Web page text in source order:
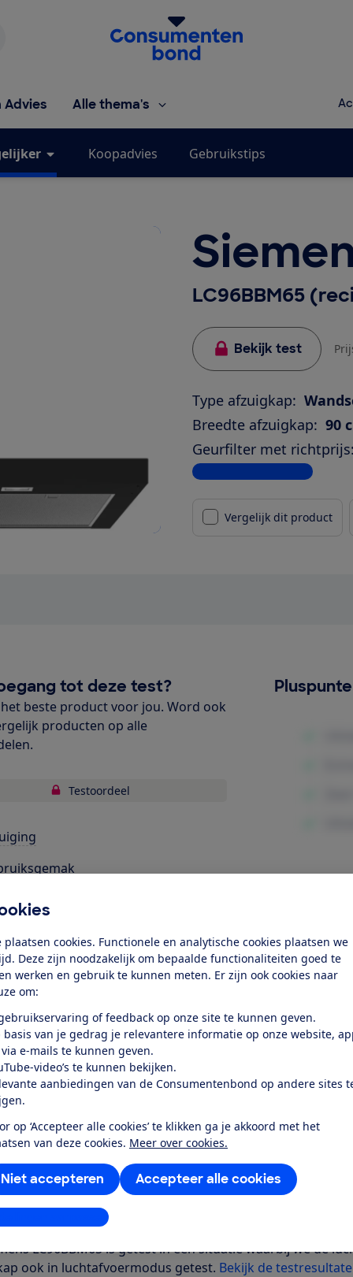
plaatsen cookies. Functionele en analytische cookies plaatsen we
Deze zijn noodzakelijk om bepaalde functionaliteiten goed te
werken en gebruik te kunnen meten. Er zijn ook cookies naar
om:
of feedback op onze site te kunnen geven.
basis van je gedrag je relevantere informatie op onze website,
e-mails te kunnen geven.
video’s te kunnen bekijken.
aanbiedingen van de Consumentenbond op andere sites
op ‘Accepteer alle cookies’ te klikken ga je akkoord met het
van deze cookies. Meer over cookies.
Accepteer alle cookies
Niet accepteren
aanpassen
Homepage van de Consumentenbond
Advies Alle thema's
Koopadvies Gebruikstips
LC96BBM65
Bekijk test
Type afzuigkap:
Breedte afzuigkap: 90
Geurfilter met
Bekijk alle specificaties
Vergelijk dit product
tot deze test?
beste product voor jou. Word ook
producten op alle
Testoordeel
toegang tot deze test?
Word lid
Al lid? Log in
dit product
door de Consumentenbond
LC96BBM65 is getest in een situatie waarbij we de
ook in luchtafvoermodus getest. Bekijk de